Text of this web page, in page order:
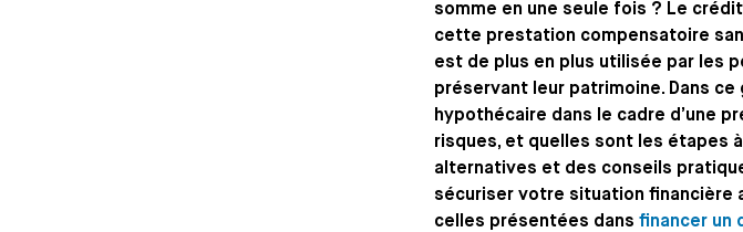
somme en une seule fois ? Le
cette prestation compensatoire
est de plus en plus utilisée par les
préservant leur patrimoine. Dans
hypothécaire dans le cadre d’une
risques, et quelles sont les étapes
alternatives et des conseils
sécuriser votre situation financière
celles présentées dans financer un